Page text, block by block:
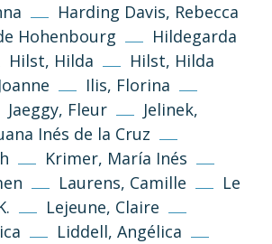
Harding Davis, Rebecca
Hohenbourg
Hildegarda
Hilst, Hilda
Hilst, Hilda
Ilis, Florina
Jaeggy, Fleur
Jelinek,
Inés de la Cruz
Krimer, María Inés
Laurens, Camille
Le
Lejeune, Claire
Liddell, Angélica